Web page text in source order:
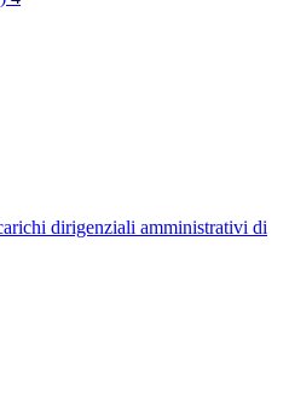
dirigenziali amministrativi di